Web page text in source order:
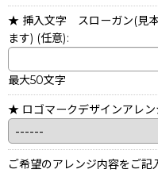
★ 挿入文字 スローガン(見
ます) (任意):
最大50文字
★ ロゴマークデザインアレン
ご希望のアレンジ内容をご記